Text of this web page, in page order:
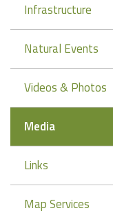
Infrastructure
Natural Events
Videos & Photos
Media
Links
Map Services